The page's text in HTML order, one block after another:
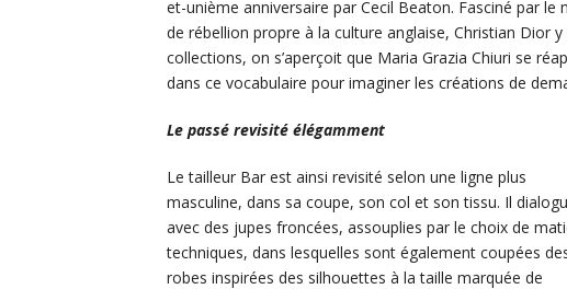
et-unième anniversaire par Cecil Beaton. Fasciné par le
de rébellion propre à la culture anglaise, Christian Dior
collections, on s’aperçoit que Maria Grazia Chiuri se
dans ce vocabulaire pour imaginer les créations de
Le passé revisité élégamment
Le tailleur Bar est ainsi revisité selon une ligne plus
masculine, dans sa coupe, son col et son tissu. Il
avec des jupes froncées, assouplies par le choix de
techniques, dans lesquelles sont également coupées
robes inspirées des silhouettes à la taille marquée de